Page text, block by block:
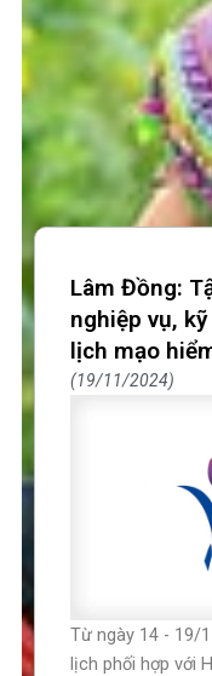
Lâm Đồng:
nghiệp vụ,
lịch mạo
19/11/2024
Từ ngày 14 - 19/
lịch phối hợp với